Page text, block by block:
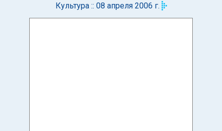
Культура :: 08 апреля 2006 г.